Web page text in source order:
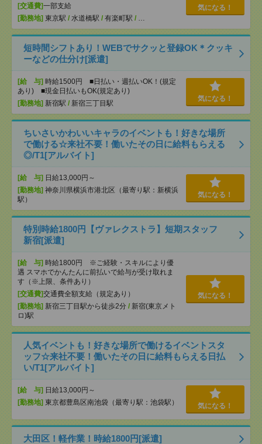
[交通費]一部支給
[勤務地] 東京駅 / 水道橋駅 / 有楽町駅 / …
気になる！
短時間シフトあり！WEBでサクッと登録OK＊クッキ
ーなどの仕分け[派遣]
[給 与] 時給1500円 ■日払い・週払いOK！(規定
あり) ■現金日払いもOK(規定あり)
[勤務地] 新宿駅 / 新宿三丁目駅
気になる！
ちいさいかわいいキャラのイベントも！好きな場所
で働ける☆来社不要！働いたその日に給料もらえる
◎/T1[アルバイト]
[給 与] 日給13,000円～
[勤務地] 神奈川県横浜市港北区（最寄り駅：新横浜
駅）
気になる！
特別時給1800円【ヴァレクストラ】短期スタッフ
新宿[派遣]
[給 与] 時給1800円 ※ご経験・スキルにより優
遇 スマホでかんたんに前払いで給与が受け取れま
す（※上限、条件あり）
[交通費]交通費全額支給（規定あり）
[勤務地] 新宿三丁目駅から徒歩2分 / 新宿(東京メト
ロ)駅
気になる！
人気イベントも！好きな場所で働けるイベントスタ
ッフ☆来社不要！働いたその日に給料もらえる日払
い/T1[アルバイト]
[給 与] 日給13,000円～
[勤務地] 東京都豊島区南池袋（最寄り駅：池袋駅） 気になる！
大田区！軽作業！時給1800円[派遣]